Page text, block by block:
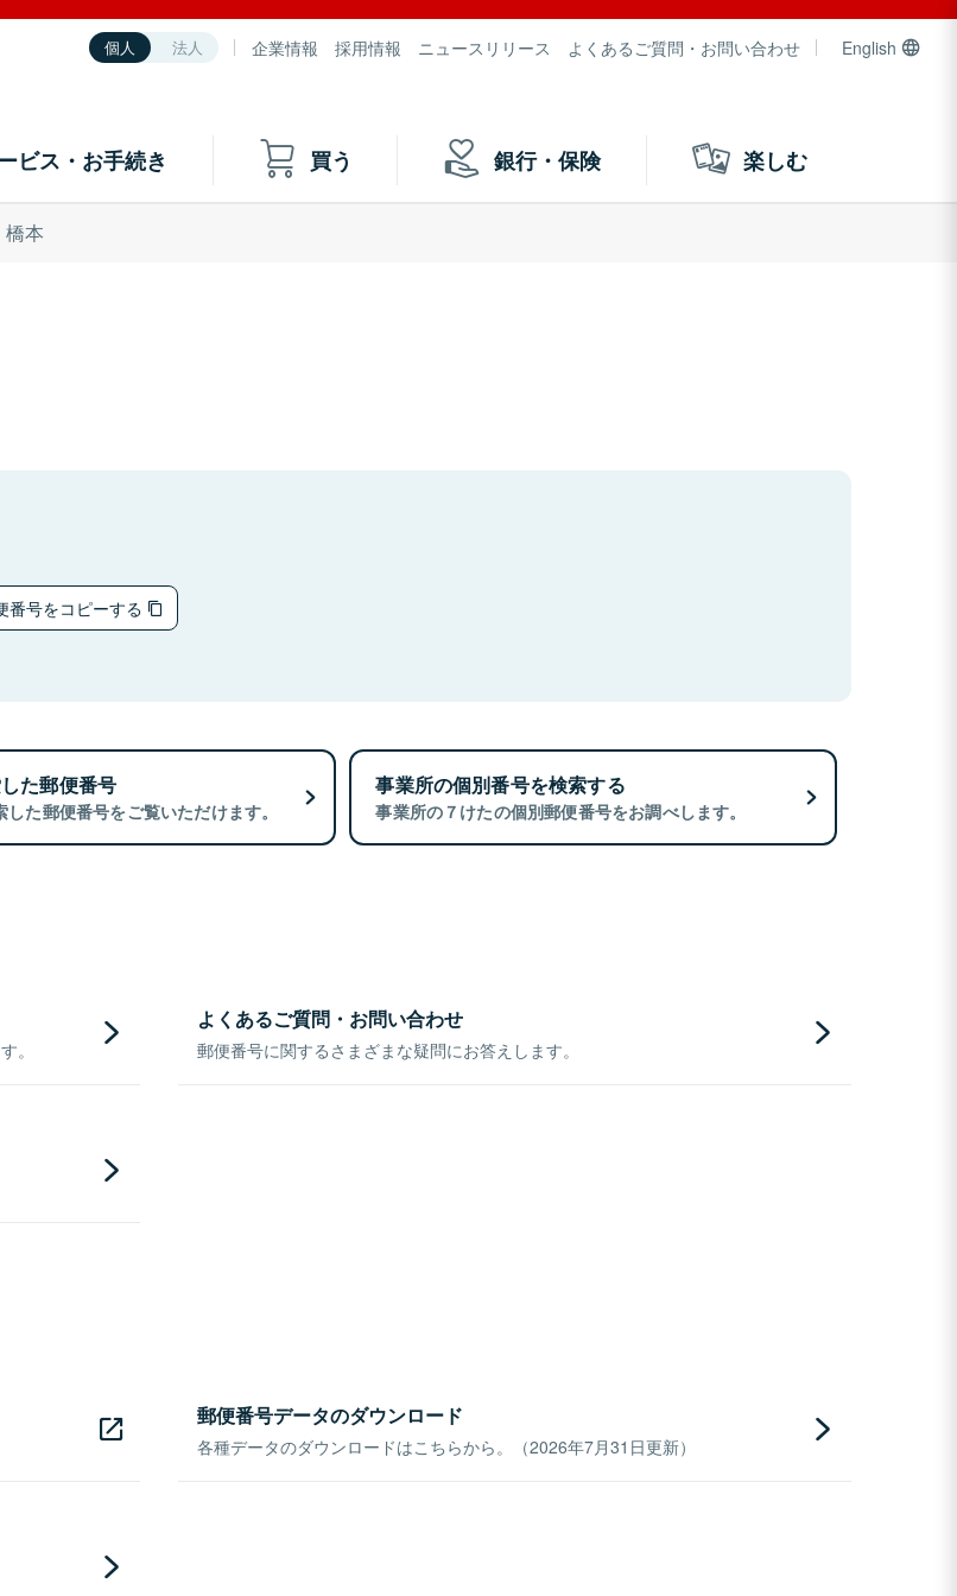
個人 法人 企業情報 採用情報 ニュースリリース よくあるご質問・お問い合わせ English
ビス・お手続き 買う 銀行・保険 楽しむ
橋本
番号をコピーする
た郵便番号
した郵便番号をご覧いただけます。
事業所の個別番号を検索する
事業所の７けたの個別郵便番号をお調べします。
。
よくあるご質問・お問い合わせ
郵便番号に関するさまざまな疑問にお答えします。
郵便番号データのダウンロード
各種データのダウンロードはこちらから。（2026年7月31日更新）